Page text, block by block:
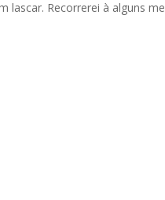
lascar. Recorrerei à alguns